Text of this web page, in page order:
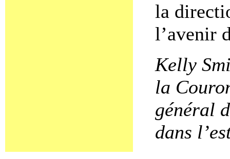
la
l’avenir
Kelly
la
général
dans